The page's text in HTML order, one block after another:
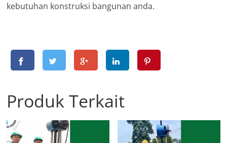
kebutuhan konstruksi bangunan anda.
Produk Terkait